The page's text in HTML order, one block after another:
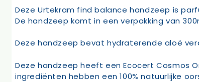
Deze Urtekram find balance handzeep is
De handzeep komt in een verpakking van
Deze handzeep bevat hydraterende aloë
Deze handzeep heeft een Ecocert Cosmos
ingrediënten hebben een 100% natuurlijke